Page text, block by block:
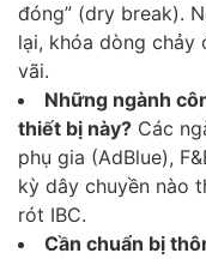
đóng” (dry break).
lại, khóa dòng chảy
vãi.
Những ngành
thiết bị này? Các
phụ gia (AdBlue),
kỳ dây chuyền nào
rót IBC.
Cần chuẩn bị